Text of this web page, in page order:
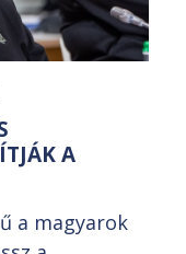
A
a magyarok